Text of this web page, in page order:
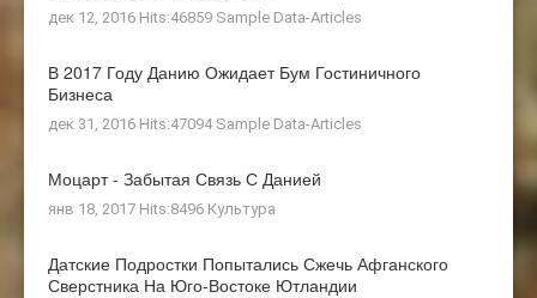
дек 12, 2016 Hits:46859 Sample Data-Articles
В 2017 Году Данию Ожидает Бум Гостиничного
Бизнеса
дек 31, 2016 Hits:47094 Sample Data-Articles
Моцарт - Забытая Связь С Данией
янв 18, 2017 Hits:8496 Культура
Датские Подростки Попытались Сжечь Афганского
Сверстника На Юго-Востоке Ютландии